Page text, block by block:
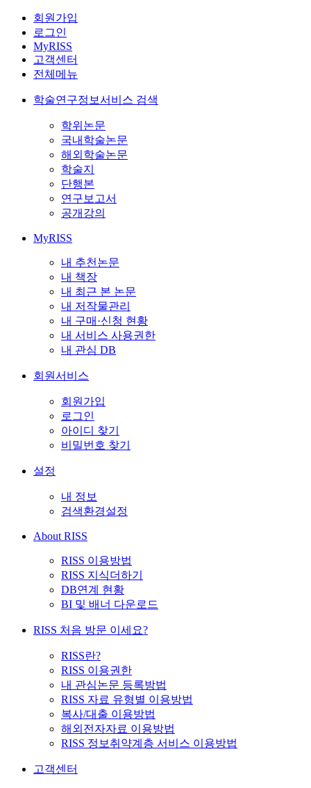
회원가입
로그인
MyRISS
고객센터
전체메뉴
학술연구정보서비스 검색
학위논문
국내학술논문
해외학술논문
학술지
단행본
연구보고서
공개강의
MyRISS
내 추천논문
내 책장
내 최근 본 논문
내 저작물관리
내 구매·신청 현황
내 서비스 사용권한
내 관심 DB
회원서비스
회원가입
로그인
아이디 찾기
비밀번호 찾기
설정
내 정보
검색환경설정
About RISS
RISS 이용방법
RISS 지식더하기
DB연계 현황
BI 및 배너 다운로드
RISS 처음 방문 이세요?
RISS란?
RISS 이용권한
내 관심논문 등록방법
RISS 자료 유형별 이용방법
복사/대출 이용방법
해외전자자료 이용방법
RISS 정보취약계층 서비스 이용방법
고객센터